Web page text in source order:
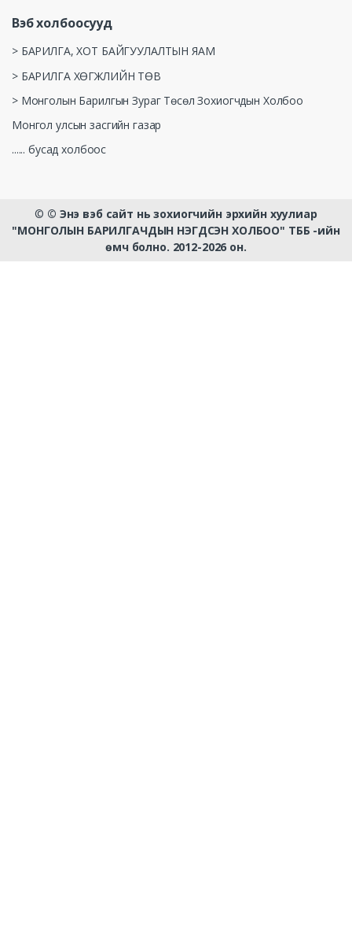
Вэб холбоосууд
> БАРИЛГА, ХОТ БАЙГУУЛАЛТЫН ЯАМ
> БАРИЛГА ХӨГЖЛИЙН ТӨВ
> Монголын Барилгын Зураг Төсөл Зохиогчдын Холбоо
Монгол улсын засгийн газар
...... бусад холбоос
© © Энэ вэб сайт нь зохиогчийн эрхийн хуулиар
"МОНГОЛЫН БАРИЛГАЧДЫН НЭГДСЭН ХОЛБОО" ТББ -ийн
өмч болно. 2012-2026 он.